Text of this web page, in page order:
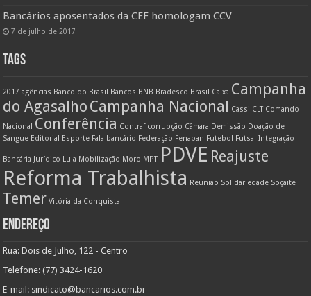
Bancários aposentados da CEF homologam CCV
7 de julho de 2017
TAGS
2017 agências Banco do Brasil Bancos BNB Bradesco Brasil Caixa Campanha
do Agasalho Campanha Nacional Cassi CLT Comando
Nacional
Conferência Contraf corrupção Câmara Demissão Doação de
Sangue Editorial Esporte Fala bancário Federação Fenaban Futebol Futsal Integração
Bancária Jurídico Lula Mobilização Moro MPT PDVE Reajuste
Reforma Trabalhista Reunião Solidariedade Soçaite
Temer Vitória da Conquista
ENDEREÇO
Rua: Dois de Julho, 122 - Centro
Telefone: (77) 3424-1620
E-mail: sindicato@bancarios.com.br